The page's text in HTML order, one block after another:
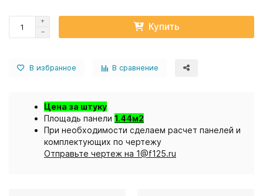
Купить
В избранное В сравнение
Цена за штуку
Площадь панели 1.44м2
При необходимости сделаем расчет панелей и
комплектующих по чертежу
Отправьте чертеж на 1@f125.ru